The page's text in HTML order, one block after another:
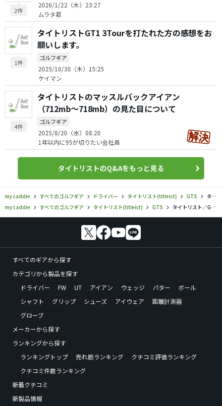
2件
2026/1/22（木）23:27
ムラタ君
1件
タイトリストGT1 3Tourを打たれた方の感想をお
願いします。
ゴルフギア
2025/10/30（木）15:25
ケイマン
4件
タイトリストのマッスルバックアイアン
（712mb〜718mb）の見た目について
ゴルフギア
2025/8/20（水）08:20
1年以内に95が切りたい会社員
タイトリストのQ&Aをもっと見る
my caddie すべてのゴルフギア ドライバー タイトリスト(titleist) GTS
タイトリスト／GTS／GTS2 ドライバーの口コミ評価
my caddie
すべてのゴルフギア タイトリスト(titleist) GTS タイトリスト／GTS／GTS2 ドライバーの口コミ評価
すべてのギアから探す
カテゴリから製品を探す
ドライバー
FW UT アイアン ウェッジ パター
ボール
シャフト
グリップ シューズ アイウェア
距離計測器
グローブ
メーカーから探す
ランキングから探す
ランキングトップ
売れ筋ランキング
クチコミ評価ランキング
クチコミ件数ランキング
新着クチコミ
新製品情報